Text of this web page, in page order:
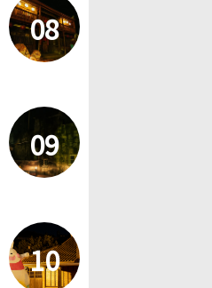
08
09
10